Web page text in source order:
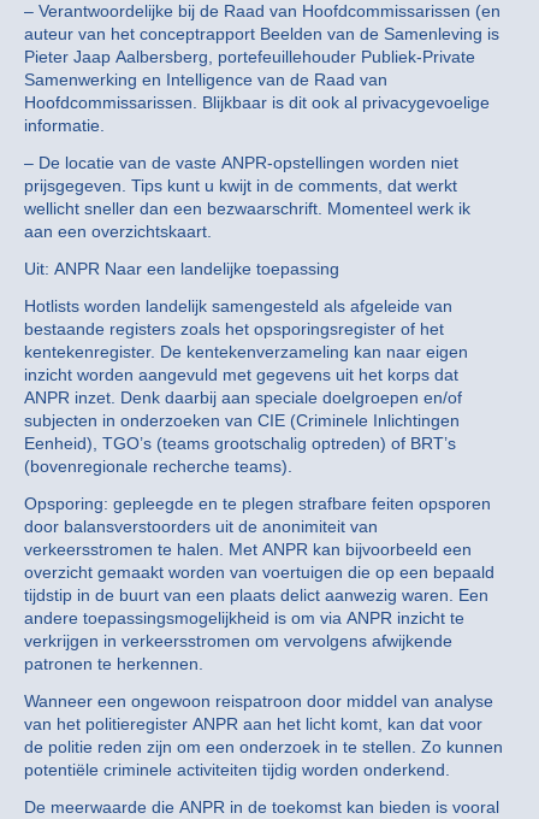
– Verantwoordelijke bij de Raad van Hoofdcommissarissen (en
auteur van het conceptrapport Beelden van de Samenleving is
Pieter Jaap Aalbersberg, portefeuillehouder Publiek-Private
Samenwerking en Intelligence van de Raad van
Hoofdcommissarissen. Blijkbaar is dit ook al privacygevoelige
informatie.
– De locatie van de vaste ANPR-opstellingen worden niet
prijsgegeven. Tips kunt u kwijt in de comments, dat werkt
wellicht sneller dan een bezwaarschrift. Momenteel werk ik
aan een overzichtskaart.
Uit: ANPR Naar een landelijke toepassing
Hotlists worden landelijk samengesteld als afgeleide van
bestaande registers zoals het opsporingsregister of het
kentekenregister. De kentekenverzameling kan naar eigen
inzicht worden aangevuld met gegevens uit het korps dat
ANPR inzet. Denk daarbij aan speciale doelgroepen en/of
subjecten in onderzoeken van CIE (Criminele Inlichtingen
Eenheid), TGO’s (teams grootschalig optreden) of BRT’s
(bovenregionale recherche teams).
Opsporing: gepleegde en te plegen strafbare feiten opsporen
door balansverstoorders uit de anonimiteit van
verkeersstromen te halen. Met ANPR kan bijvoorbeeld een
overzicht gemaakt worden van voertuigen die op een bepaald
tijdstip in de buurt van een plaats delict aanwezig waren. Een
andere toepassingsmogelijkheid is om via ANPR inzicht te
verkrijgen in verkeersstromen om vervolgens afwijkende
patronen te herkennen.
Wanneer een ongewoon reispatroon door middel van analyse
van het politieregister ANPR aan het licht komt, kan dat voor
de politie reden zijn om een onderzoek in te stellen. Zo kunnen
potentiële criminele activiteiten tijdig worden onderkend.
De meerwaarde die ANPR in de toekomst kan bieden is vooral